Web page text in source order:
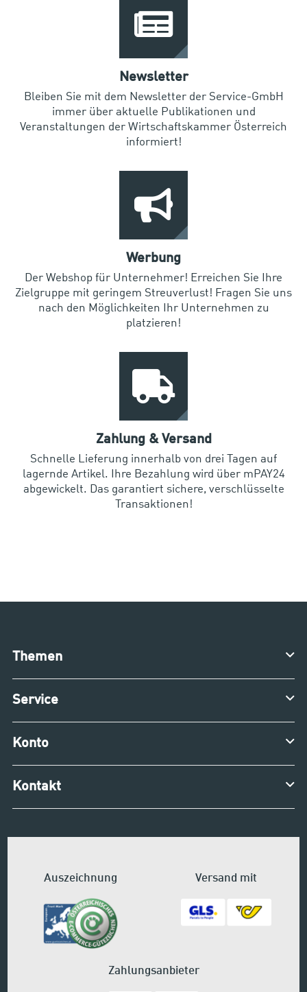
Newsletter
Bleiben Sie mit dem Newsletter der Service-GmbH
immer über aktuelle Publikationen und
Veranstaltungen der Wirtschaftskammer Österreich
informiert!
Werbung
Der Webshop für Unternehmer! Erreichen Sie Ihre
Zielgruppe mit geringem Streuverlust! Fragen Sie uns
nach den Möglichkeiten Ihr Unternehmen zu
platzieren!
Zahlung & Versand
Schnelle Lieferung innerhalb von drei Tagen auf
lagernde Artikel. Ihre Bezahlung wird über mPAY24
abgewickelt. Das garantiert sichere, verschlüsselte
Transaktionen!
Themen
Service
Konto
Kontakt
Auszeichnung Versand mit
Zahlungsanbieter